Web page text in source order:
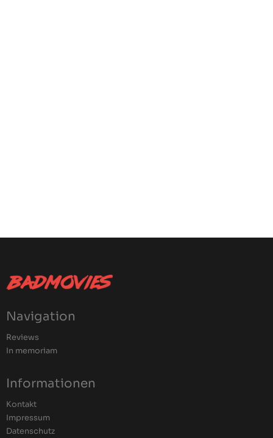
Navigation
Reviews
In memoriam
Informationen
Kontakt
Impressum
Datenschutz